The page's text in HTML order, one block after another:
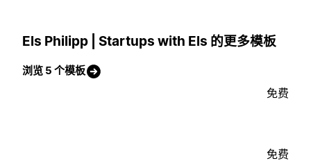
Els Philipp | Startups with Els 的更多模板
浏览 5 个模板
免费
免费